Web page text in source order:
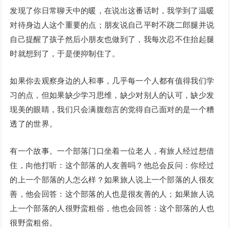
发现了你日常聊天中的暖，在说出这番话时，我学到了温暖
对待身边人这个重要的点；朋友说自己平时不跷二郎腿并说
自己提醒了孩子然后小朋友也做到了，我每次忍不住抬起腿
时就想到了，于是便抑制住了。
如果你去观察身边的人和事，几乎每一个人都有值得我们学
习的点，但如果缺少学习思维，缺少对别人的认可，缺少发
现美的眼睛，我们只会满腹怨言的觉得自己面对的是一个糟
透了的世界。
有一个故事。一个部落门口坐着一位老人，有旅人经过想借
住，向他打听：这个部落的人友善吗？他总会反问：你经过
的上一个部落的人怎么样？如果旅人说上一个部落的人很友
善，他会回答：这个部落的人也是很友善的人；如果旅人说
上一个部落的人很野蛮粗俗，他也会回答：这个部落的人也
很野蛮粗俗。